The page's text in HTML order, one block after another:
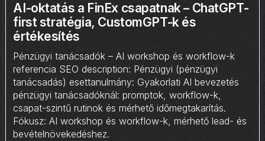
AI-oktatás a FinEx csapatnak – ChatGPT-
first stratégia, CustomGPT-k és
értékesítés
Pénzügyi tanácsadók – AI workshop és workflow-k
referencia SEO description: Pénzügyi (pénzügyi
tanácsadás) esettanulmány: Gyakorlati AI bevezetés
pénzügyi tanácsadóknál: promptok, workflow-k,
csapat-szintű rutinok és mérhető időmegtakarítás.
Fókusz: AI workshop és workflow-k, mérhető lead- és
bevételnövekedéshez.